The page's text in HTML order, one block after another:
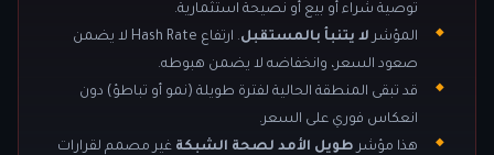
توصية شراء أو بيع أو نصيحة استثمارية.
المؤشر لا يتنبأ بالمستقبل
. ارتفاع Hash Rate لا يضمن
صعود السعر، وانخفاضه لا يضمن هبوطه.
قد تبقى المنطقة الحالية لفترة طويلة (نمو أو تباطؤ) دون
انعكاس فوري على السعر.
هذا مؤشر طويل الأمد لصحة الشبكة غير مصمم لقرارات